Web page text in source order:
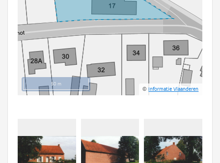
50 m
©Informatie Vlaanderen